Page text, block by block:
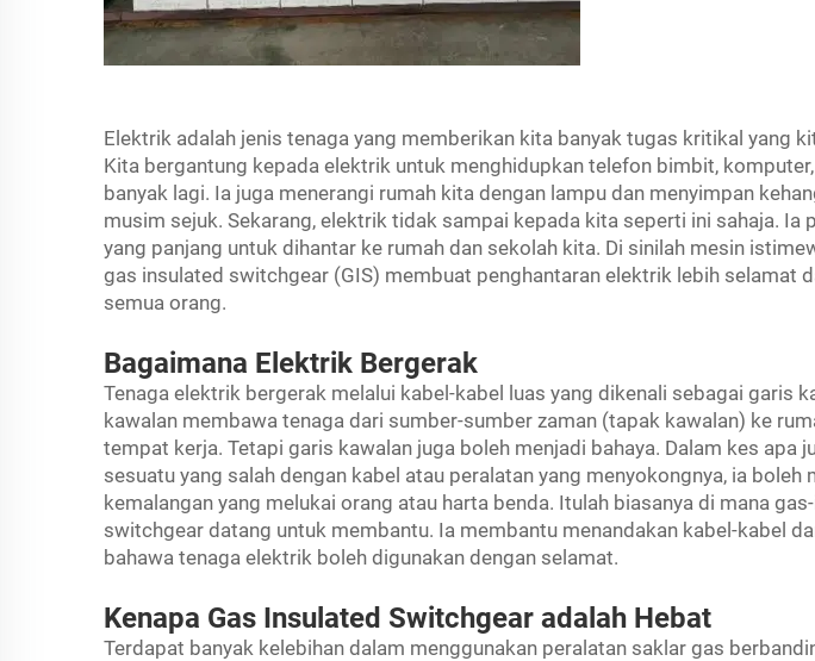
Elektrik adalah jenis tenaga yang memberikan kita banyak tugas kritikal yang
Kita bergantung kepada elektrik untuk menghidupkan telefon bimbit,
banyak lagi. Ia juga menerangi rumah kita dengan lampu dan menyimpan
musim sejuk. Sekarang, elektrik tidak sampai kepada kita seperti ini sahaja. Ia
yang panjang untuk dihantar ke rumah dan sekolah kita. Di sinilah mesin
gas insulated switchgear (GIS) membuat penghantaran elektrik lebih selamat
semua orang.
Bagaimana Elektrik Bergerak
Tenaga elektrik bergerak melalui kabel-kabel luas yang dikenali sebagai garis
kawalan membawa tenaga dari sumber-sumber zaman (tapak kawalan) ke
tempat kerja. Tetapi garis kawalan juga boleh menjadi bahaya. Dalam kes apa
sesuatu yang salah dengan kabel atau peralatan yang menyokongnya, ia boleh
kemalangan yang melukai orang atau harta benda. Itulah biasanya di mana
switchgear datang untuk membantu. Ia membantu menandakan kabel-kabel
bahawa tenaga elektrik boleh digunakan dengan selamat.
Kenapa Gas Insulated Switchgear adalah Hebat
Terdapat banyak kelebihan dalam menggunakan peralatan saklar gas